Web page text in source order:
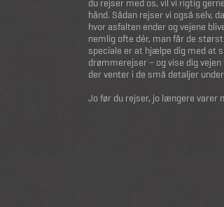
du rejser med os, vil vi rigtig
hånd. Sådan rejser vi også selv,
hvor asfalten ender og vejene
nemlig ofte dér, man får de
speciale er at hjælpe dig med at
drømmerejser – og vise dig
der venter i de små detaljer
Jo før du rejser, jo længere varer